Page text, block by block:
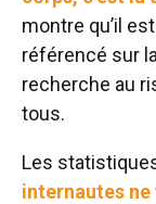
montre qu’il
référencé sur
recherche au
tous.
Les
internautes ne